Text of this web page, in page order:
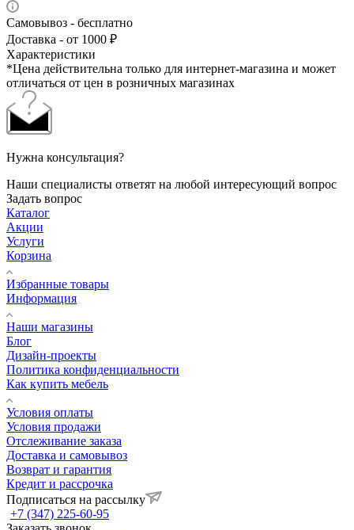
Самовывоз - бесплатно
Доставка - от 1000 ₽
Характеристики
*Цена действительна только для интернет-магазина и может
отличаться от цен в розничных магазинах
Нужна консультация?
Наши специалисты ответят на любой интересующий вопрос
Задать вопрос
Каталог
Акции
Услуги
Корзина
Избранные товары
Информация
Наши магазины
Блог
Дизайн-проекты
Политика конфиденциальности
Как купить мебель
Условия оплаты
Условия продажи
Отслеживание заказа
Доставка и самовывоз
Возврат и гарантия
Кредит и рассрочка
Подписаться на рассылку
+7 (347) 225-60-95